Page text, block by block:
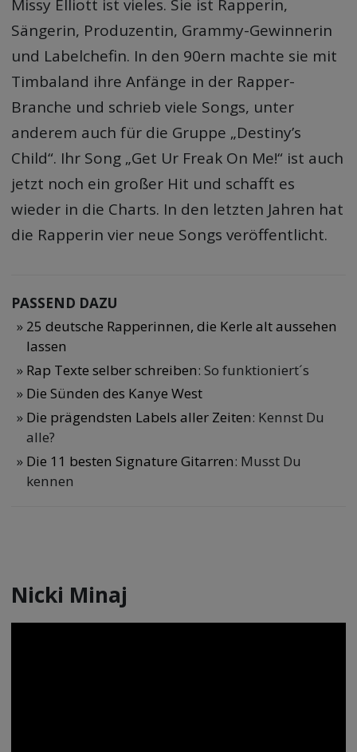
Missy Elliott ist vieles. Sie ist Rapperin,
Sängerin, Produzentin, Grammy-Gewinnerin
und Labelchefin. In den 90ern machte sie mit
Timbaland ihre Anfänge in der Rapper-
Branche und schrieb viele Songs, unter
anderem auch für die Gruppe „Destiny’s
Child“. Ihr Song „Get Ur Freak On Me!“ ist auch
jetzt noch ein großer Hit und schafft es
wieder in die Charts. In den letzten Jahren hat
die Rapperin vier neue Songs veröffentlicht.
PASSEND DAZU
25 deutsche Rapperinnen, die Kerle alt aussehen
lassen
Rap Texte selber schreiben: So funktioniert´s
Die Sünden des Kanye West
Die prägendsten Labels aller Zeiten: Kennst Du
alle?
Die 11 besten Signature Gitarren: Musst Du
kennen
Nicki Minaj